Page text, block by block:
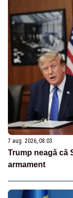
7 aug. 2026, 08:03
Trump neagă că
armament